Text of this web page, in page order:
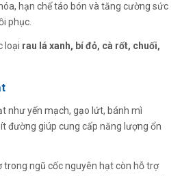
hạn chế táo bón và tăng cường sức
phục.
loại rau lá xanh, bí đỏ, cà rốt, chuối,
như yến mạch, gạo lứt, bánh mì
đường giúp cung cấp năng lượng ổn
trong ngũ cốc nguyên hạt còn hỗ trợ